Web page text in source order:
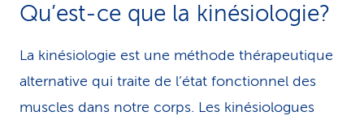
Qu’est-ce que la kinésiologie?
La kinésiologie est une méthode thérapeutique
alternative qui traite de l’état fonctionnel des
muscles dans notre corps. Les kinésiologues